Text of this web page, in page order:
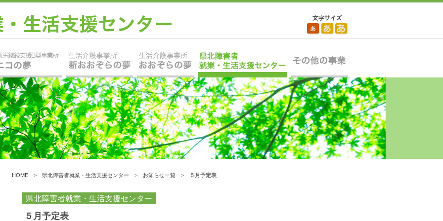
HOME > 県北障害者就業・生活支援センター > お知らせ一覧 > ５月予定表
県北障害者就業・生活支援センター
５月予定表